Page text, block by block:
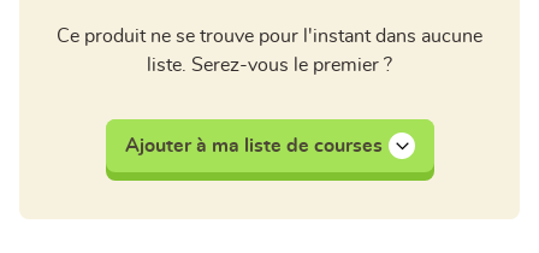
Ce produit ne se trouve pour l'instant dans aucune
liste. Serez-vous le premier ?
Ajouter à ma liste de courses